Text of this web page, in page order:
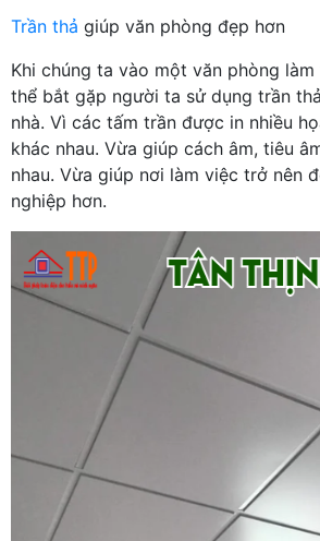
Trần thả giúp văn phòng đẹp hơn
Khi chúng ta vào một văn phòng
thể bắt gặp người ta sử dụng trần
nhà. Vì các tấm trần được in nhiều
khác nhau. Vừa giúp cách âm, tiêu
nhau. Vừa giúp nơi làm việc trở nên
nghiệp hơn.